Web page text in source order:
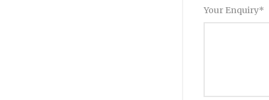
Your Enquiry*